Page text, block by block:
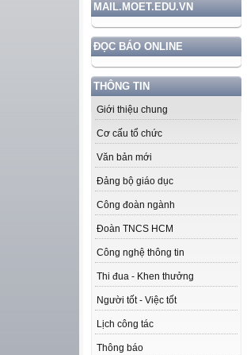
MAIL.MOET.EDU.VN
ĐỌC BÁO ONLINE
THÔNG TIN
Giới thiệu chung
Cơ cấu tổ chức
Văn bản mới
Đảng bộ giáo dục
Công đoàn ngành
Đoàn TNCS HCM
Công nghệ thông tin
Thi đua - Khen thưởng
Người tốt - Việc tốt
Lịch công tác
Thông báo